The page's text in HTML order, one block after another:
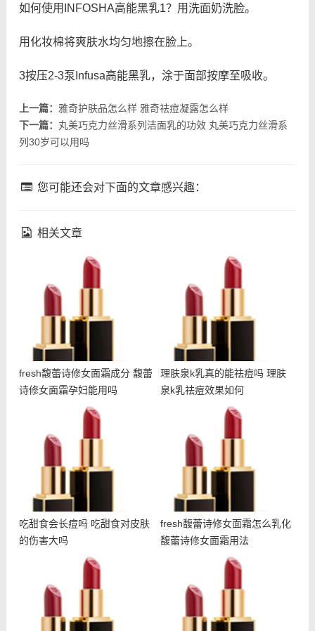
如何使用INFOSHA高能黑乳1？用洗面奶洗脸。
用化妆棉将爽肤水均匀地擦在脸上。
3按压2-3泵Infusa高能黑乳，涂于面部按摩至吸收。
上一篇： 雅奇护肤品怎么样 雅奇祛痘凝露怎么样
下一篇： 丸美巧克力丝滑系列洁面乳的功效 丸美巧克力丝滑系
列30岁可以用吗
您可能还会对下面的文章感兴趣：
相关文章
fresh馥蕾诗修女面霜成分
fresh馥蕾诗修女面霜成分 馥蕾
诗修女面霜孕妇能用吗
理肤泉k乳真的能祛痘吗 理
理肤泉k乳真的能祛痘吗 理肤
泉k乳祛痘效果如何
吃甜食会长痘吗 吃甜食对
吃甜食会长痘吗 吃甜食对皮肤
的伤害大吗
fresh馥蕾诗修女面霜怎么
fresh馥蕾诗修女面霜怎么乳化
馥蕾诗修女面霜用法
什么是悬针纹 如何预防悬
朵拉朵尚电动眼霜使用方法